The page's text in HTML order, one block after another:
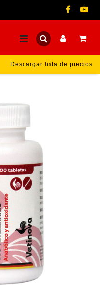
Descargar lista de precios